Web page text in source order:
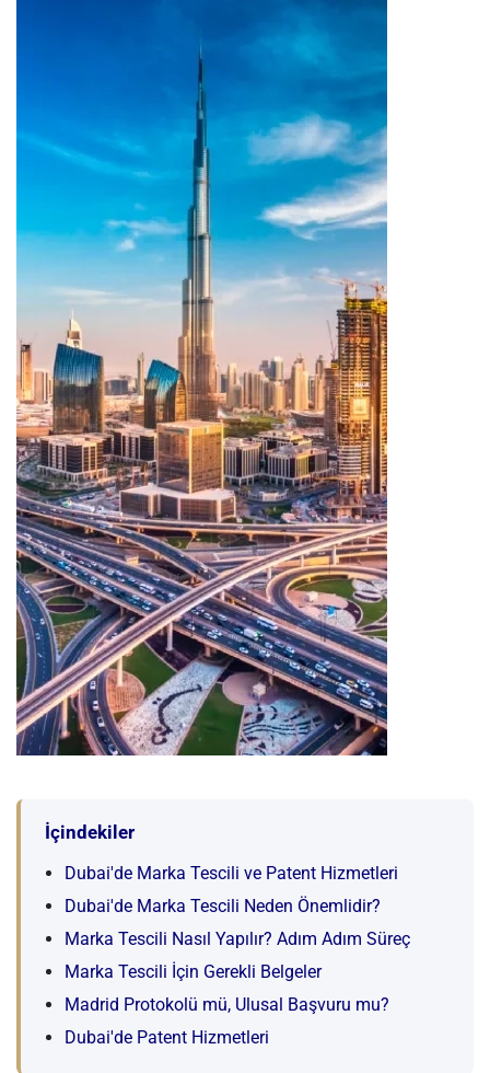
İçindekiler
Dubai'de Marka Tescili ve Patent Hizmetleri
Dubai'de Marka Tescili Neden Önemlidir?
Marka Tescili Nasıl Yapılır? Adım Adım Süreç
Marka Tescili İçin Gerekli Belgeler
Madrid Protokolü mü, Ulusal Başvuru mu?
Dubai'de Patent Hizmetleri